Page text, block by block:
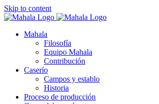
Skip to content
Mahala
Filosofía
Equipo Mahala
Contribución
Caserío
Campos y establo
Historia
Proceso de producción